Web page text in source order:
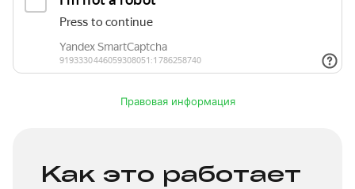
Правовая информация
Как это работает